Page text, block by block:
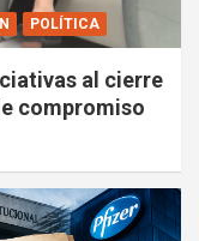
POLÍTICA
al cierre
compromiso